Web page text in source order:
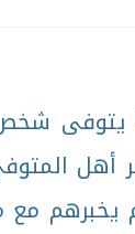
يتوفى
أهل
يخبرهم مع